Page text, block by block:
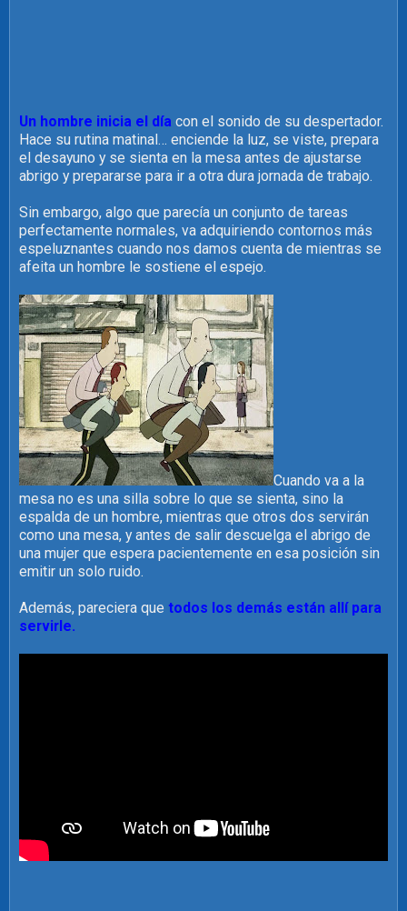
Un hombre inicia el día con el sonido de su despertador.
Hace su rutina matinal… enciende la luz, se viste, prepara
el desayuno y se sienta en la mesa antes de ajustarse
abrigo y prepararse para ir a otra dura jornada de trabajo.
Sin embargo, algo que parecía un conjunto de tareas
perfectamente normales, va adquiriendo contornos más
espeluznantes cuando nos damos cuenta de mientras se
afeita un hombre le sostiene el espejo.
Cuando va a la
mesa no es una silla sobre lo que se sienta, sino la
espalda de un hombre, mientras que otros dos servirán
como una mesa, y antes de salir descuelga el abrigo de
una mujer que espera pacientemente en esa posición sin
emitir un solo ruido.
Además, pareciera que todos los demás están allí para
servirle.